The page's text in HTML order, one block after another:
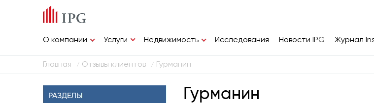
О компании Услуги Недвижимость Исследования Новости IPG Журнал
Главная / Отзывы клиентов / Гурманин
РАЗДЕЛЫ Гурманин